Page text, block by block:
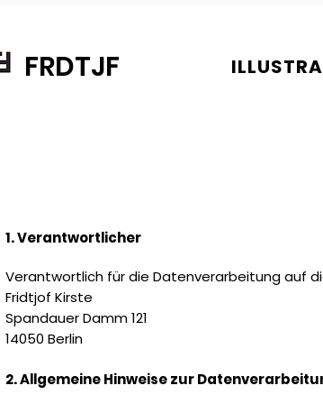
FRDTJF
1. Verantwortlicher
Verantwortlich für die Datenverarbeitung auf
Fridtjof Kirste
Spandauer Damm 121
14050 Berlin
2. Allgemeine Hinweise zur